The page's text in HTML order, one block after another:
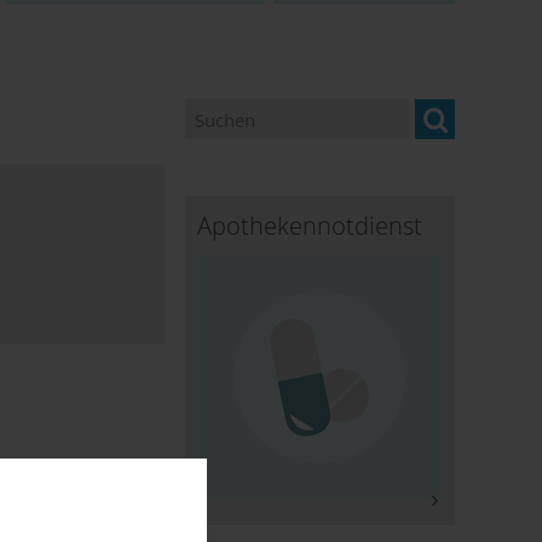
Apothekennotdienst